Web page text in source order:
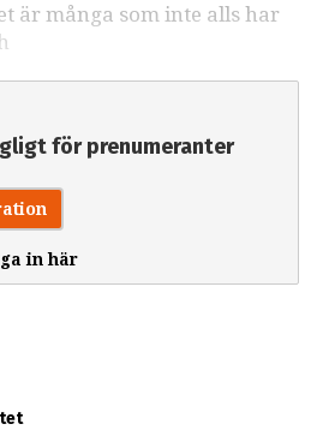
är många som inte alls har
för prenumeranter
in här